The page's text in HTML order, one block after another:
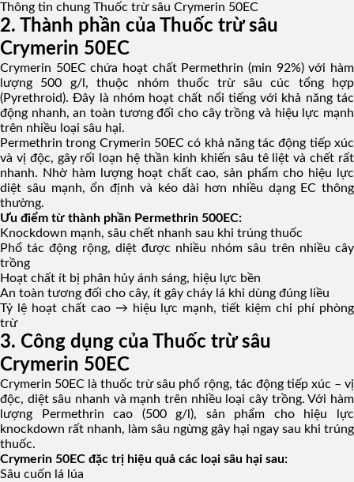
Thông tin chung Thuốc trừ sâu Crymerin 50EC
2. Thành phần của Thuốc trừ sâu
Crymerin 50EC
Crymerin 50EC chứa hoạt chất Permethrin (min 92%) với hàm
lượng 500 g/l, thuộc nhóm thuốc trừ sâu cúc tổng hợp
(Pyrethroid). Đây là nhóm hoạt chất nổi tiếng với khả năng tác
động nhanh, an toàn tương đối cho cây trồng và hiệu lực mạnh
trên nhiều loại sâu hại.
Permethrin trong Crymerin 50EC có khả năng tác động tiếp xúc
và vị độc, gây rối loạn hệ thần kinh khiến sâu tê liệt và chết rất
nhanh. Nhờ hàm lượng hoạt chất cao, sản phẩm cho hiệu lực
diệt sâu mạnh, ổn định và kéo dài hơn nhiều dạng EC thông
thường.
Ưu điểm từ thành phần Permethrin 500EC:
Knockdown mạnh, sâu chết nhanh sau khi trúng thuốc
Phổ tác động rộng, diệt được nhiều nhóm sâu trên nhiều cây
trồng
Hoạt chất ít bị phân hủy ánh sáng, hiệu lực bền
An toàn tương đối cho cây, ít gây cháy lá khi dùng đúng liều
Tỷ lệ hoạt chất cao → hiệu lực mạnh, tiết kiệm chi phí phòng
trừ
3. Công dụng của Thuốc trừ sâu
Crymerin 50EC
Crymerin 50EC là thuốc trừ sâu phổ rộng, tác động tiếp xúc – vị
độc, diệt sâu nhanh và mạnh trên nhiều loại cây trồng. Với hàm
lượng Permethrin cao (500 g/l), sản phẩm cho hiệu lực
knockdown rất nhanh, làm sâu ngừng gây hại ngay sau khi trúng
thuốc.
Crymerin 50EC đặc trị hiệu quả các loại sâu hại sau:
Sâu cuốn lá lúa